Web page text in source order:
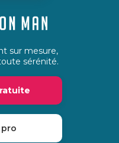
sur mesure,
sérénité.
pro